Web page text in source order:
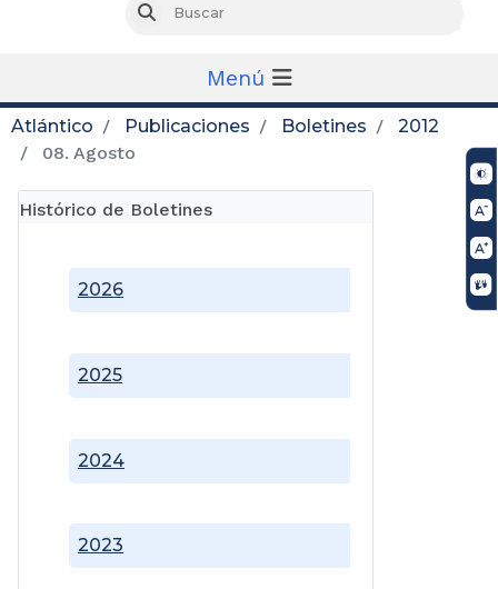
Buscar
Menú
Atlántico Publicaciones Boletines
2012
08. Agosto
Histórico de Boletines
2023
2024
2025
2026